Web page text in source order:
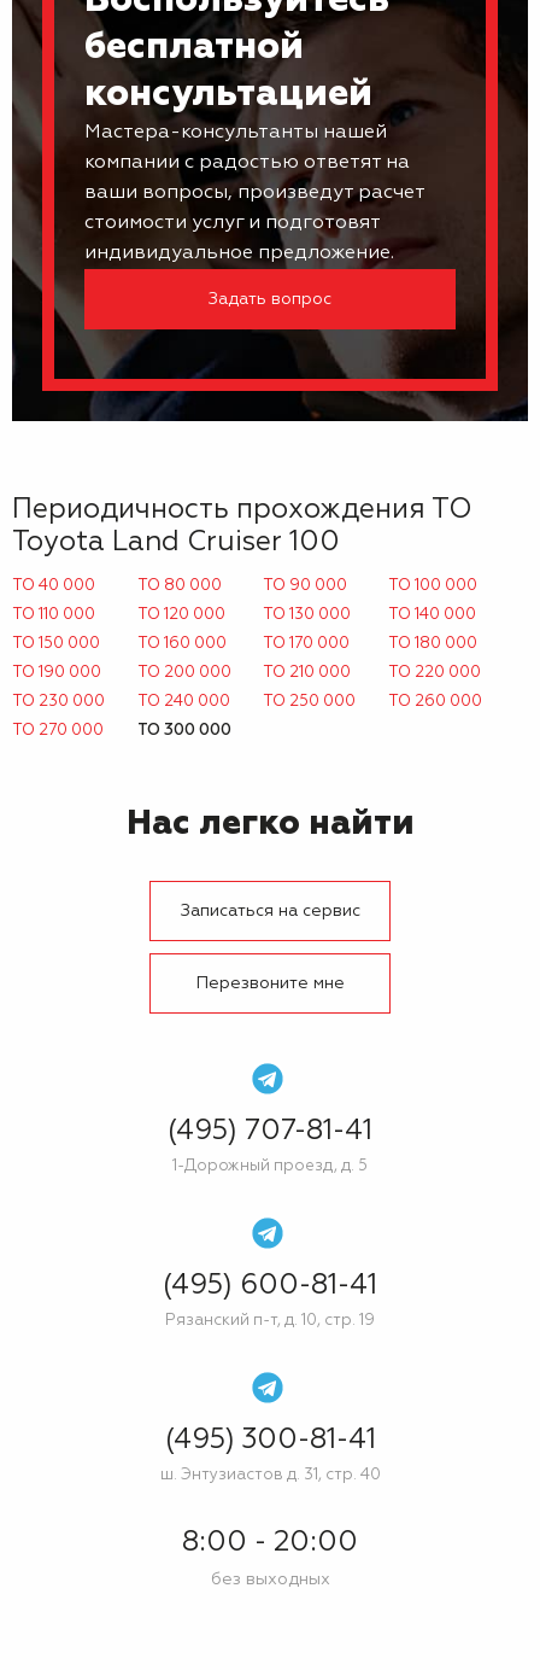
бесплатной
консультацией
Мастера-консультанты нашей
компании с радостью ответят на
ваши вопросы, произведут расчет
стоимости услуг и подготовят
индивидуальное предложение.
Задать вопрос
Периодичность прохождения ТО
Toyota Land Cruiser 100
ТО 40 000 ТО 80 000 ТО 90 000
ТО 100 000
ТО 110 000
ТО 120 000 ТО 130 000
ТО 140 000
ТО 150 000
ТО 160 000 ТО 170 000
ТО 180 000
ТО 190 000
ТО 200 000 ТО 210 000
ТО 220 000
ТО 230 000
ТО 240 000 ТО 250 000
ТО 260 000
ТО 270 000
ТО 300 000
Нас легко найти
Записаться на сервис
Перезвоните мне
(495) 707-81-41
1-Дорожный проезд, д. 5
(495) 600-81-41
Рязанский п-т, д. 10, стр. 19
(495) 300-81-41
ш. Энтузиастов д. 31, стр. 40
8:00 - 20:00
без выходных